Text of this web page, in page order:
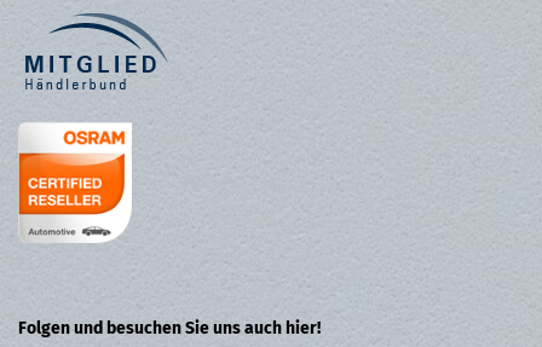
Folgen und besuchen Sie uns auch hier!